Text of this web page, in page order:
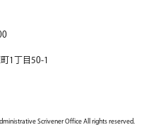
1丁目50-1
Scrivener Office All rights reserved.